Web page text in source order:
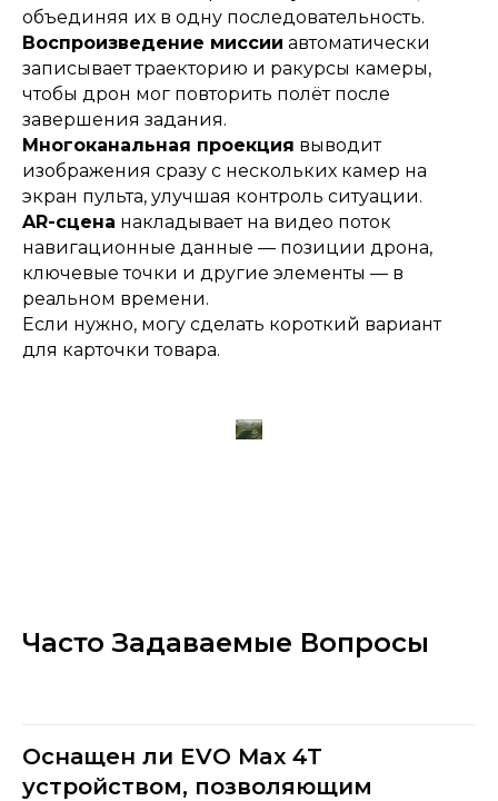
объединяя их в одну последовательность.
Воспроизведение миссии автоматически
записывает траекторию и ракурсы камеры,
чтобы дрон мог повторить полёт после
завершения задания.
Многоканальная проекция выводит
изображения сразу с нескольких камер на
экран пульта, улучшая контроль ситуации.
AR-сцена накладывает на видео поток
навигационные данные — позиции дрона,
ключевые точки и другие элементы — в
реальном времени.
Если нужно, могу сделать короткий вариант
для карточки товара.
Часто Задаваемые Вопросы
Оснащен ли EVO Max 4T
устройством, позволяющим